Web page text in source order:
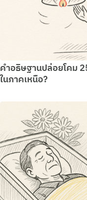
คำอธิษฐานปล่อยโคม
ในภาคเหนือ?